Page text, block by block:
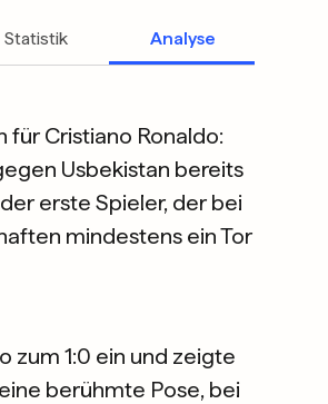
Statistik Analyse
für Cristiano Ronaldo:
Usbekistan bereits
erste Spieler, der bei
mindestens ein Tor
zum 1:0 ein und zeigte
berühmte Pose, bei